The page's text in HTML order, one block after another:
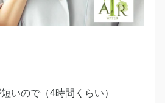
いので（4時間くらい）